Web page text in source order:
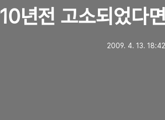
10년전 고소되었다
2009. 4. 13. 18:42